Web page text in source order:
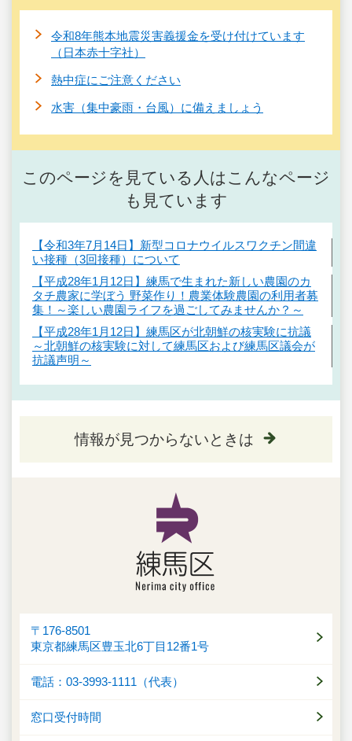
令和8年熊本地震災害義援金を受け付けています
（日本赤十字社）
熱中症にご注意ください
水害（集中豪雨・台風）に備えましょう
このページを見ている人はこんなページ
も見ています
【令和3年7月14日】新型コロナウイルスワクチン間違
い接種（3回接種）について
【平成28年1月12日】練馬で生まれた新しい農園のカ
タチ農家に学ぼう 野菜作り！農業体験農園の利用者募
集！～楽しい農園ライフを過ごしてみませんか？～
【平成28年1月12日】練馬区が北朝鮮の核実験に抗議
～北朝鮮の核実験に対して練馬区および練馬区議会が
抗議声明～
情報が見つからないときは
〒176-8501
東京都練馬区豊玉北6丁目12番1号
電話：03-3993-1111（代表）
窓口受付時間